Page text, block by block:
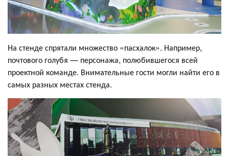
На стенде спрятали множество «пасхалок». Например,
почтового голубя — персонажа, полюбившегося всей
проектной команде. Внимательные гости могли найти его в
самых разных местах стенда.